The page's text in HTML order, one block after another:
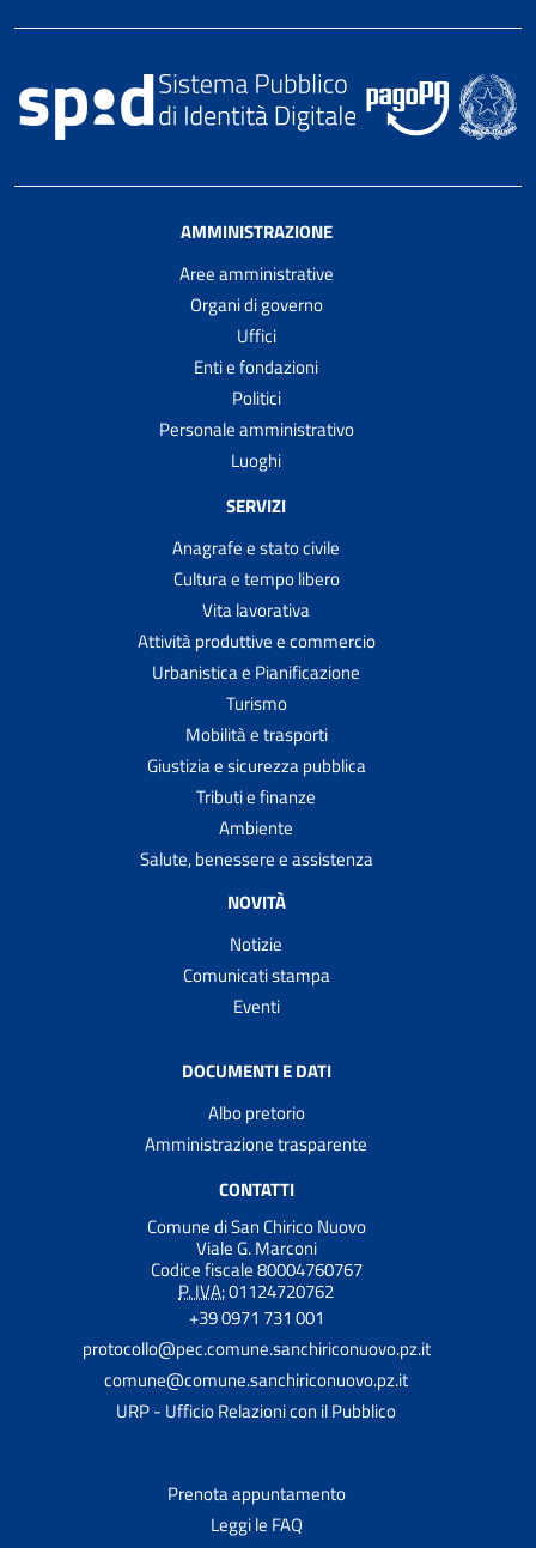
AMMINISTRAZIONE
Aree amministrative
Organi di governo
Uffici
Enti e fondazioni
Politici
Personale amministrativo
Luoghi
SERVIZI
Anagrafe e stato civile
Cultura e tempo libero
Vita lavorativa
Attività produttive e commercio
Urbanistica e Pianificazione
Turismo
Mobilità e trasporti
Giustizia e sicurezza pubblica
Tributi e finanze
Ambiente
Salute, benessere e assistenza
NOVITÀ
Notizie
Comunicati stampa
Eventi
DOCUMENTI E DATI
Albo pretorio
Amministrazione trasparente
CONTATTI
Comune di San Chirico Nuovo
Viale G. Marconi
Codice fiscale 80004760767
P. IVA:01124720762
+39 0971 731 001
protocollo@pec.comune.sanchiriconuovo.pz.it
comune@comune.sanchiriconuovo.pz.it
URP - Ufficio Relazioni con il Pubblico
Prenota appuntamento
Leggi le FAQ